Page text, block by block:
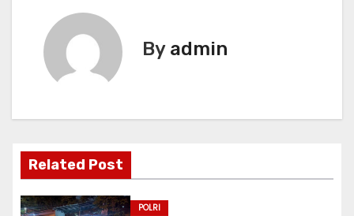
g
a
By admin
Related Post
POLRI